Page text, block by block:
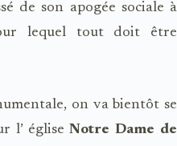
de son apogée sociale à
lequel tout doit être
on va bientôt se
l’ égliseNotre Dame de